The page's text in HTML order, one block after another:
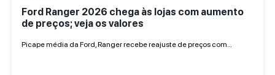
Ford Ranger 2026 chega às lojas com aumento
de preços; veja os valores
Picape média da Ford, Ranger recebe reajuste de preços com…